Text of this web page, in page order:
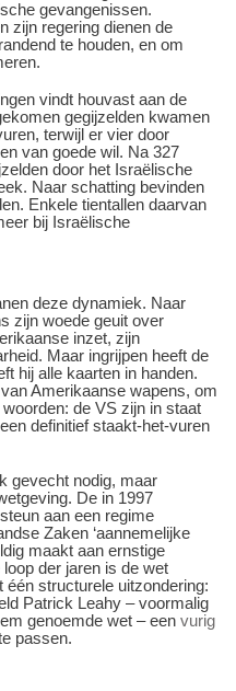
gevangenissen.
zijn regering dienen de
te houden, en om
vindt houvast aan de
gegijzelden kwamen
terwijl er vier door
van goede wil. Na 327
door het Israëlische
Naar schatting bevinden
Enkele tientallen daarvan
bij Israëlische
deze dynamiek. Naar
zijn woede geuit over
inzet, zijn
Maar ingrijpen heeft de
hij alle kaarten in handen.
Amerikaanse wapens, om
de VS zijn in staat
definitief staakt-het-vuren
gevecht nodig, maar
De in 1997
aan een regime
Zaken ‘aannemelijke
maakt aan ernstige
der jaren is de wet
structurele uitzondering:
Patrick Leahy – voormalig
genoemde wet – een vurig
passen.